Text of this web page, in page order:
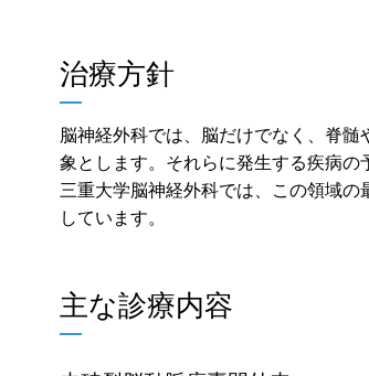
治療方針
脳神経外科では、脳だけでなく、脊
象とします。それらに発生する疾病の
三重大学脳神経外科では、この領域
しています。
主な診療内容